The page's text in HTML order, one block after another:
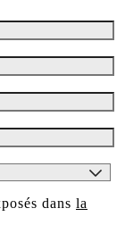
dans la